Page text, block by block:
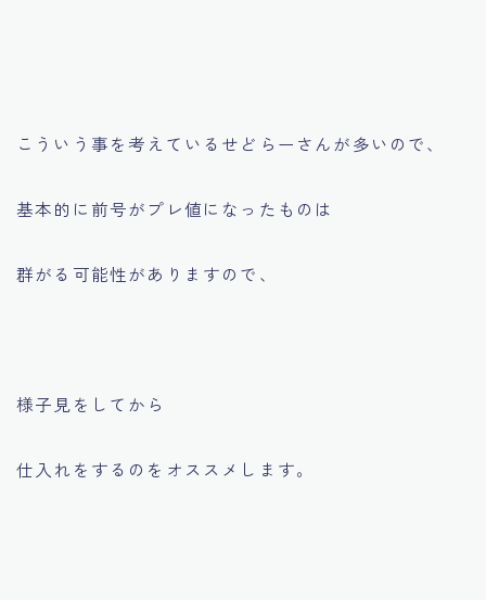
こういう事を考えているせどらーさんが多いので、
基本的に前号がプレ値になったものは
群がる可能性がありますので、
様子見をしてから
仕入れをするのをオススメします。